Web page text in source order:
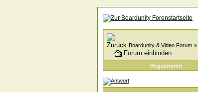
Boardunity & Video Forum »
Forum einbinden
Registrieren